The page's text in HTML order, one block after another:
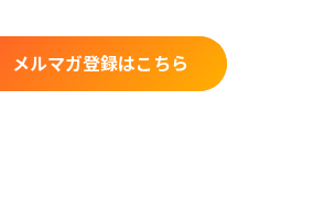
メルマガ登録はこちら